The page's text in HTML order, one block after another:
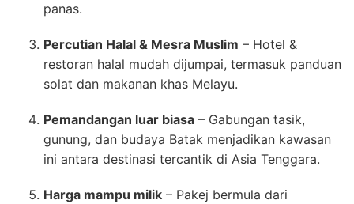
panas.
Percutian Halal & Mesra Muslim – Hotel &
restoran halal mudah dijumpai, termasuk panduan
solat dan makanan khas Melayu.
Pemandangan luar biasa – Gabungan tasik,
gunung, dan budaya Batak menjadikan kawasan
ini antara destinasi tercantik di Asia Tenggara.
Harga mampu milik – Pakej bermula dari